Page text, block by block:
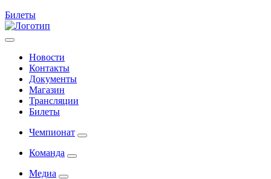
Билеты
Новости
Контакты
Документы
Магазин
Трансляции
Билеты
Чемпионат
Команда
Медиа